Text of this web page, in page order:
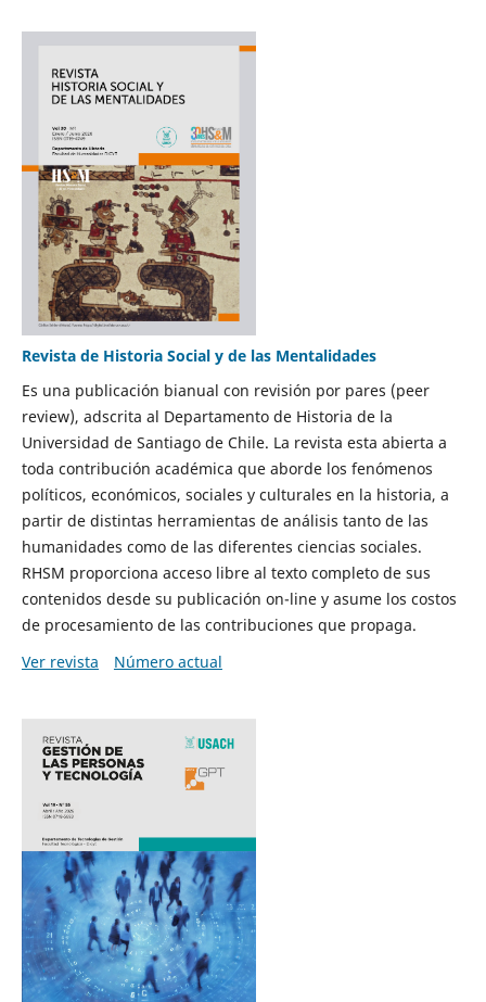
Revista de Historia Social y de las Mentalidades
Es una publicación bianual con revisión por pares (peer
review), adscrita al Departamento de Historia de la
Universidad de Santiago de Chile. La revista esta abierta a
toda contribución académica que aborde los fenómenos
políticos, económicos, sociales y culturales en la historia, a
partir de distintas herramientas de análisis tanto de las
humanidades como de las diferentes ciencias sociales.
RHSM proporciona acceso libre al texto completo de sus
contenidos desde su publicación on-line y asume los costos
de procesamiento de las contribuciones que propaga.
Ver revista
Número actual